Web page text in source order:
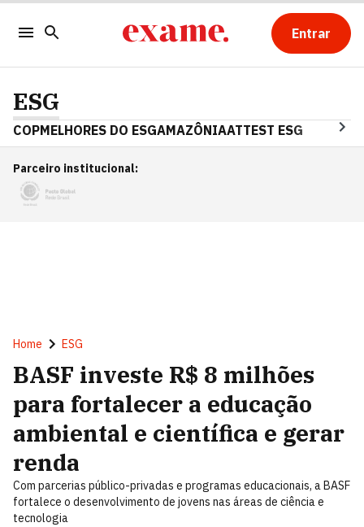
Entrar
ESG
COPMELHORES DO ESGAMAZÔNIAATTEST ESG
Parceiro institucional:
Home ESG
BASF investe R$ 8 milhões
para fortalecer a educação
ambiental e científica e gerar
renda
Com parcerias público-privadas e programas educacionais, a BASF
fortalece o desenvolvimento de jovens nas áreas de ciência e
tecnologia